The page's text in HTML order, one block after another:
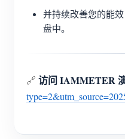
并持续改善您的能
盘中。
🔗 访问 IAMMETER